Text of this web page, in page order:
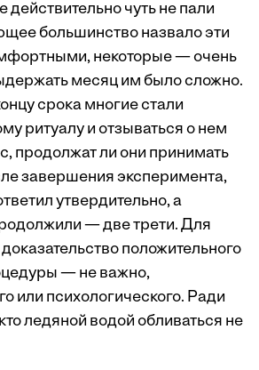
действительно чуть не пали
большинство назвало эти
некоторые — очень
месяц им было сложно.
срока многие стали
ритуалу и отзываться о нем
продолжат ли они принимать
завершения эксперимента,
утвердительно, а
— две трети. Для
положительного
— не важно,
или психологического. Ради
ледяной водой обливаться не